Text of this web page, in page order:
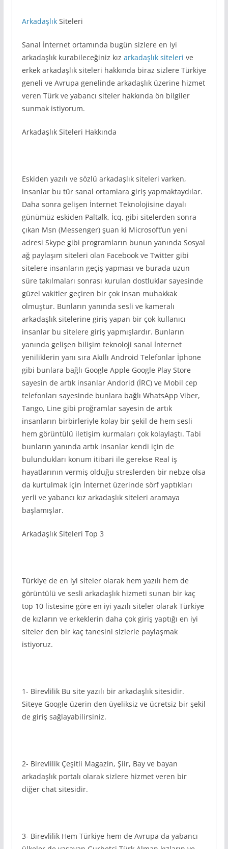
ArkadaşlıkSiteleri
Sanal İnternet ortamında bugün sizlere en iyi
arkadaşlık kurabileceğiniz kız arkadaşlık siteleri ve
erkek arkadaşlık siteleri hakkında biraz sizlere Türkiye
geneli ve Avrupa genelinde arkadaşlık üzerine hizmet
veren Türk ve yabancı siteler hakkında ön bilgiler
sunmak istiyorum.
Arkadaşlık Siteleri Hakkında
Eskiden yazılı ve sözlü arkadaşlık siteleri varken,
insanlar bu tür sanal ortamlara giriş yapmaktaydılar.
Daha sonra gelişen İnternet Teknolojisine dayalı
günümüz eskiden Paltalk, İcq, gibi sitelerden sonra
çıkan Msn (Messenger) şuan ki Microsoft’un yeni
adresi Skype gibi programların bunun yanında Sosyal
ağ paylaşım siteleri olan Facebook ve Twitter gibi
sitelere insanların geçiş yapması ve burada uzun
süre takılmaları sonrası kurulan dostluklar sayesinde
güzel vakitler geçiren bir çok insan muhakkak
olmuştur. Bunların yanında sesli ve kameralı
arkadaşlık sitelerine giriş yapan bir çok kullanıcı
insanlar bu sitelere giriş yapmışlardır. Bunların
yanında gelişen bilişim teknoloji sanal İnternet
yeniliklerin yanı sıra Akıllı Android Telefonlar İphone
gibi bunlara bağlı Google Apple Google Play Store
sayesin de artık insanlar Andorid (İRC) ve Mobil cep
telefonları sayesinde bunlara bağlı WhatsApp Viber,
Tango, Line gibi proğramlar sayesin de artık
insanların birbirleriyle kolay bir şekil de hem sesli
hem görüntülü iletişim kurmaları çok kolaylaştı. Tabi
bunların yanında artık insanlar kendi için de
bulundukları konum itibari ile gerekse Real iş
hayatlarının vermiş olduğu streslerden bir nebze olsa
da kurtulmak için İnternet üzerinde sörf yaptıkları
yerli ve yabancı kız arkadaşlık siteleri aramaya
başlamışlar.
Arkadaşlık Siteleri Top 3
Türkiye de en iyi siteler olarak hem yazılı hem de
görüntülü ve sesli arkadaşlık hizmeti sunan bir kaç
top 10 listesine göre en iyi yazılı siteler olarak Türkiye
de kızların ve erkeklerin daha çok giriş yaptığı en iyi
siteler den bir kaç tanesini sizlerle paylaşmak
istiyoruz.
1- Birevlilik Bu site yazılı bir arkadaşlık sitesidir.
Siteye Google üzerin den üyeliksiz ve ücretsiz bir şekil
de giriş sağlayabilirsiniz.
2- Birevlilik Çeşitli Magazin, Şiir, Bay ve bayan
arkadaşlık portalı olarak sizlere hizmet veren bir
diğer chat sitesidir.
3- Birevlilik Hem Türkiye hem de Avrupa da yabancı